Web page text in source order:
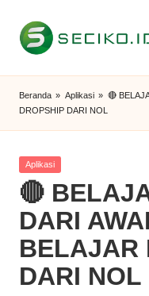
Skip
S
e
c
i
k
o
I
D
Beranda » Aplikasi » 🔴
DROPSHIP DARI NOL
Posted
Aplikasi
🔴
DARI
BELAJAR
DARI NOL